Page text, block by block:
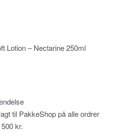
Lotion – Nectarine 250ml
til PakkeShop på alle ordrer
kr.